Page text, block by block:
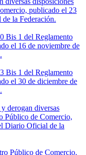
publicado el 23
la Federación.
Bis 1 del Reglamento
el 16 de noviembre de
Bis 1 del Reglamento
el 30 de diciembre de
derogan diversas
Público de Comercio,
Diario Oficial de la
Público de Comercio.